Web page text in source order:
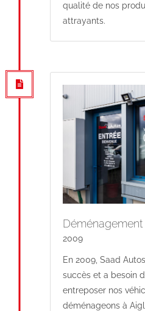
qualité de nos
attrayants.
Déménagement
2009
En 2009, Saad
succès et a besoin
entreposer nos
déménageons à